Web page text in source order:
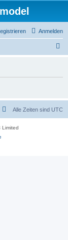
Anmelden
Alle Zeiten sind UTC
Limited